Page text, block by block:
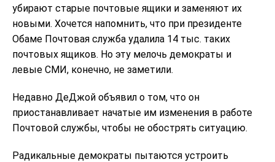
убирают старые почтовые ящики и заменяют их
новыми. Хочется напомнить, что при президенте
Обаме Почтовая служба удалила 14 тыс. таких
почтовых ящиков. Но эту мелочь демократы и
левые СМИ, конечно, не заметили.
Недавно ДеДжой объявил о том, что он
приостанавливает начатые им изменения в работе
Почтовой службы, чтобы не обострять ситуацию.
Радикальные демократы пытаются устроить